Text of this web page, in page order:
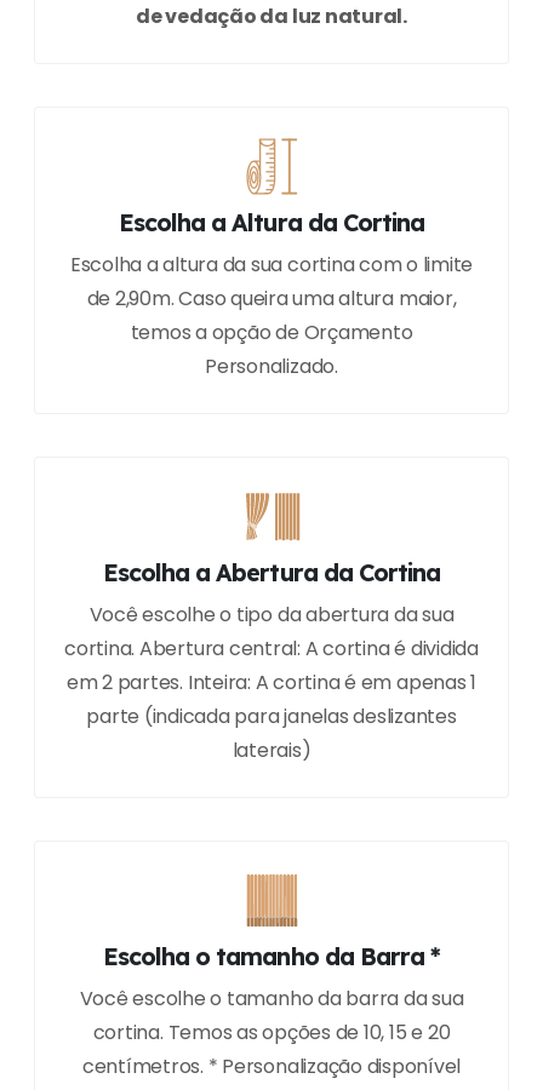
de vedação da luz natural.
Escolha a Altura da Cortina
Escolha a altura da sua cortina com o limite
de 2,90m. Caso queira uma altura maior,
temos a opção de Orçamento
Personalizado.
Escolha a Abertura da Cortina
Você escolhe o tipo da abertura da sua
cortina. Abertura central: A cortina é dividida
em 2 partes. Inteira: A cortina é em apenas 1
parte (indicada para janelas deslizantes
laterais)
Escolha o tamanho da Barra *
Você escolhe o tamanho da barra da sua
cortina. Temos as opções de 10, 15 e 20
centímetros. * Personalização disponível